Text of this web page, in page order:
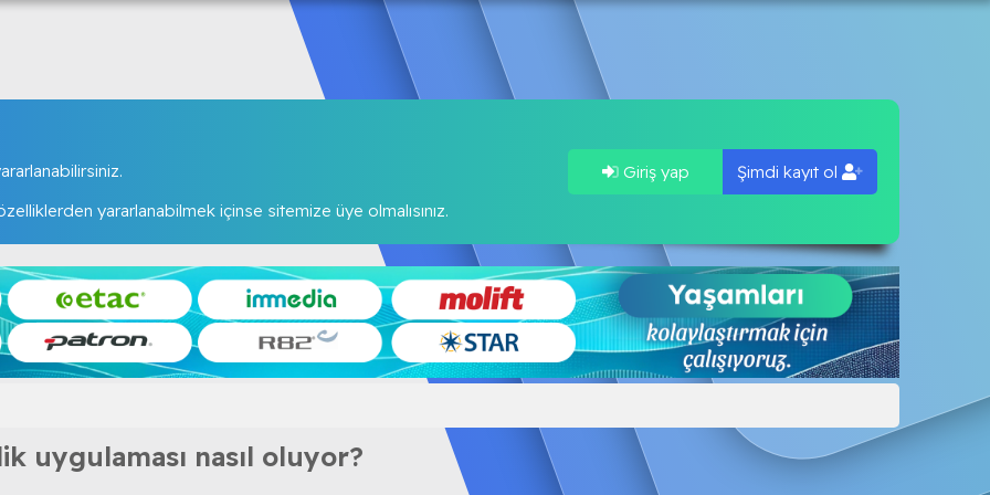
yararlanabilmek içinse sitemize üye olmalısınız.
Giriş yap Şimdi kayıt ol
uygulaması nasıl oluyor?